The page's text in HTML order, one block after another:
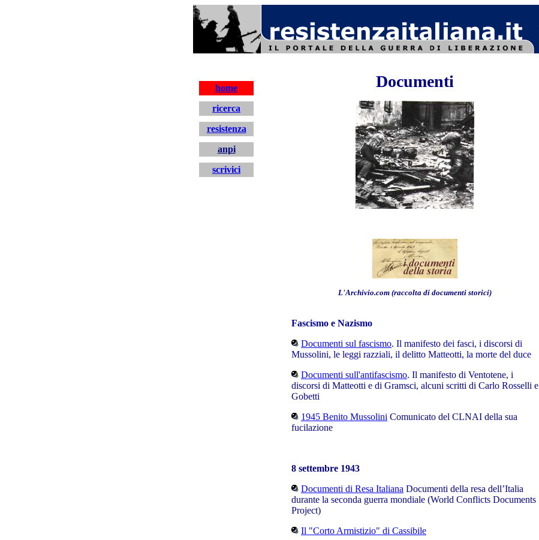
Documenti
L'Archivio.com (raccolta di documenti storici)
Fascismo e Nazismo
Documenti sul fascismo. Il manifesto dei fasci, i discorsi di
Mussolini, le leggi razziali, il delitto Matteotti, la morte del duce
Documenti sull'antifascismo. Il manifesto di Ventotene, i
discorsi di Matteotti e di Gramsci, alcuni scritti di Carlo Rosselli e
Gobetti
1945 Benito Mussolini Comunicato del CLNAI della sua
fucilazione
8 settembre 1943
Documenti di Resa Italiana Documenti della resa dell’Italia
durante la seconda guerra mondiale (World Conflicts Documents
Project)
Il "Corto Armistizio" di Cassibile
home
ricerca
resistenza
anpi
scrivici